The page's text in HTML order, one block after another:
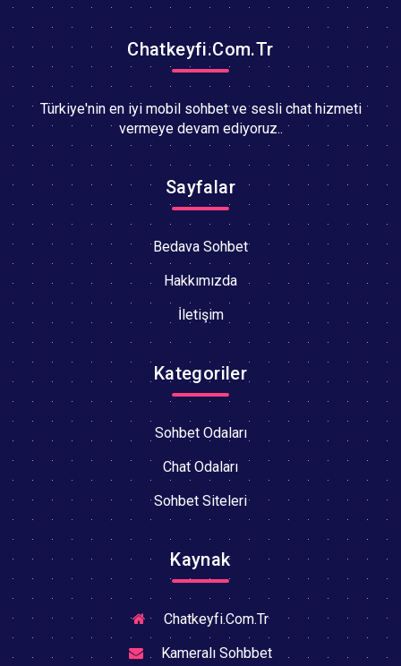
Chatkeyfi.Com.Tr
Türkiye'nin en iyi mobil sohbet ve sesli chat hizmeti
vermeye devam ediyoruz..
Sayfalar
Bedava Sohbet
Hakkımızda
İletişim
Kategoriler
Sohbet Odaları
Chat Odaları
Sohbet Siteleri
Kaynak
Chatkeyfi.Com.Tr
Kameralı Sohbbet